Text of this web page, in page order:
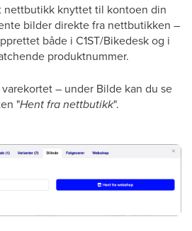
nettbutikk knyttet til kontoen din
bilder direkte fra nettbutikken –
både i C1ST/Bikedesk og i
produktnummer.
– under Bilde kan du se
"Hent fra nettbutikk".